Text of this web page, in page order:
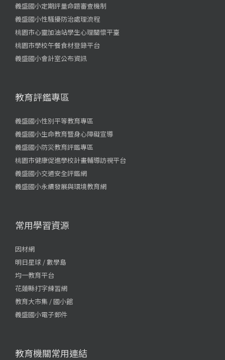
義盛國小定期評量命題審查機制
義盛國小性騷擾防治處理流程
桃園市心靈加油站學生心理關懷平臺
桃園市學校午餐食材登錄平台
義盛國小會計室公布資訊
教育評鑑專區
義盛國小性別平等教育專區
義盛國小生命教育暨身心障礙宣導
義盛國小防災教育評鑑專區
桃園市健康促進學校計畫輔導訪視平台
義盛國小交通安全評鑑網
義盛國小永續發展與環境教育網
常用學習資源
因材網
明日星球 / 數學島
均一教育平台
花蓮縣打字練習網
教育大市集 / 國小館
義盛國小電子郵件
教育機關常用連結